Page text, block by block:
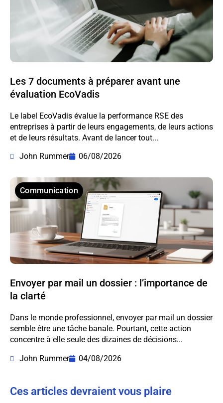
Les 7 documents à préparer avant une
évaluation EcoVadis
Le label EcoVadis évalue la performance RSE des
entreprises à partir de leurs engagements, de leurs actions
et de leurs résultats. Avant de lancer tout...
John Rummer
06/08/2026
Communication
Envoyer par mail un dossier : l’importance de
la clarté
Dans le monde professionnel, envoyer par mail un dossier
semble être une tâche banale. Pourtant, cette action
concentre à elle seule des dizaines de décisions...
John Rummer
04/08/2026
Ces articles devraient vous plaire